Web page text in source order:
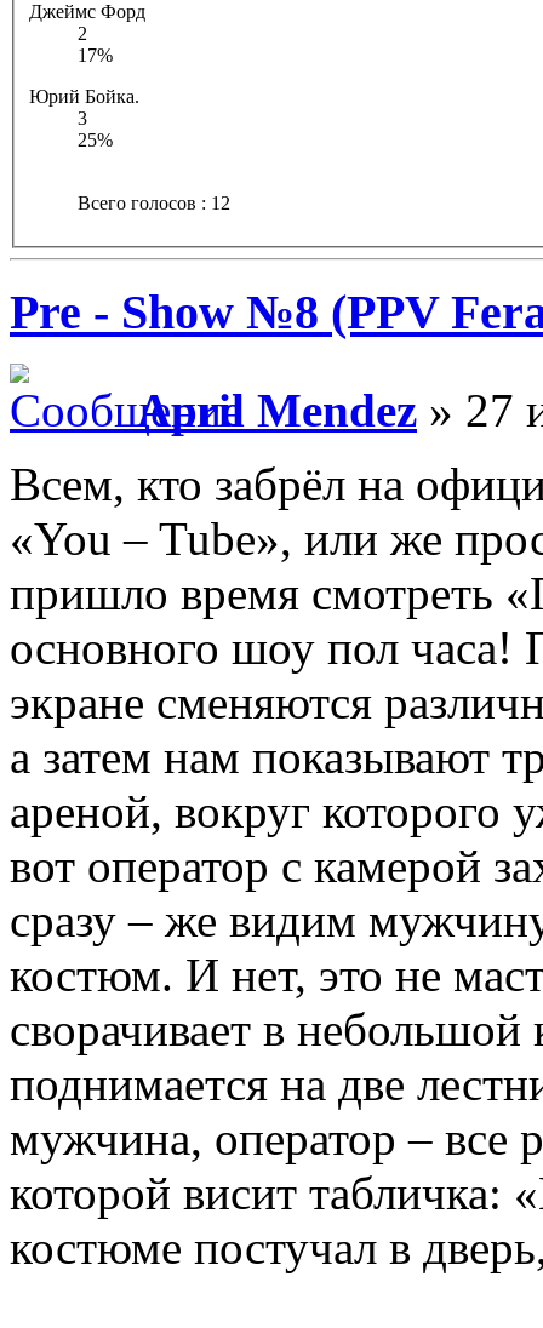
Джеймс Форд
2
17%
Юрий Бойка.
3
25%
Всего голосов : 12
Pre - Show №8 (PPV
April Mendez » 27
Всем, кто забрёл на
«You – Tube», или же
пришло время смотреть
основного шоу пол
экране сменяются
а затем нам показывают
ареной, вокруг которого
вот оператор с камерой
сразу – же видим
костюм. И нет, это не
сворачивает в небольшой
поднимается на две
мужчина, оператор – все
которой висит
костюме постучал в